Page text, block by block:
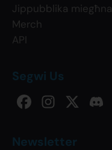
Jippubblika miegħna
Merch
API
Segwi Us
Newsletter